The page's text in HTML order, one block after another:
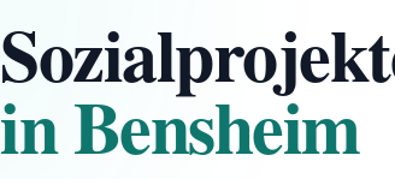
in Bensheim